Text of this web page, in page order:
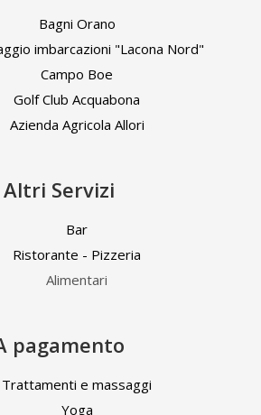
Bagni Orano
imbarcazioni "Lacona Nord"
Campo Boe
Golf Club Acquabona
Azienda Agricola Allori
Altri Servizi
Bar
Ristorante - Pizzeria
Alimentari
pagamento
Trattamenti e massaggi
Yoga